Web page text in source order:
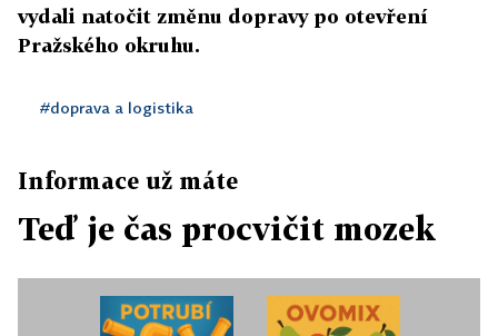
vydali natočit změnu dopravy po otevření
Pražského okruhu.
#doprava a logistika
Informace už máte
Teď je čas procvičit mozek